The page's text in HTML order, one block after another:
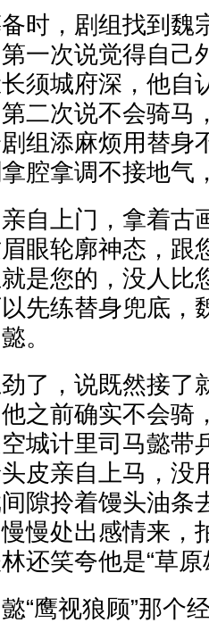
时，剧组找到魏
一次说觉得自己
须城府深，他自
二次说不会骑马
组添麻烦用替身
腔拿调不接地气
自上门，拿着古
眼轮廓神态，跟
是您的，没人比
先练替身兜底，
。
了，说既然接了
之前确实不会骑
城计里司马懿带
皮亲自上马，没
隙拎着馒头油条
慢处出感情来，
还笑夸他是“草原
“鹰视狼顾”那个